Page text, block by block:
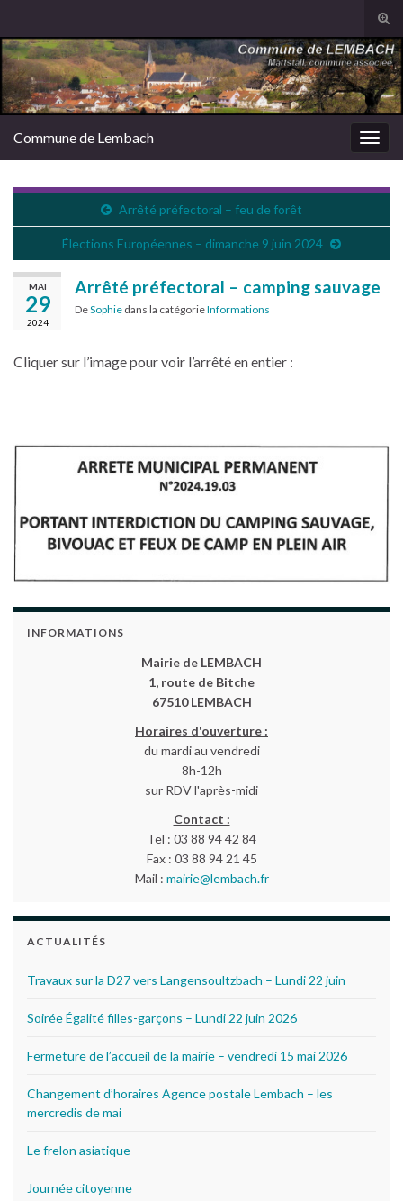
Search for:
Commune de Lembach
Arrêté préfectoral – feu de forêt
Élections Européennes – dimanche 9 juin 2024
MAI
29
2024
Arrêté préfectoral – camping sauvage
DeSophie dans la catégorieInformations
Cliquer sur l’image pour voir l’arrêté en entier :
INFORMATIONS
Mairie de LEMBACH
1, route de Bitche
67510 LEMBACH
Horaires d'ouverture :
du mardi au vendredi
8h-12h
sur RDV l'après-midi
Contact :
Tel : 03 88 94 42 84
Fax : 03 88 94 21 45
Mail : mairie@lembach.fr
ACTUALITÉS
Travaux sur la D27 vers Langensoultzbach – Lundi 22 juin
Soirée Égalité filles-garçons – Lundi 22 juin 2026
Fermeture de l’accueil de la mairie – vendredi 15 mai 2026
Changement d’horaires Agence postale Lembach – les
mercredis de mai
Le frelon asiatique
Journée citoyenne